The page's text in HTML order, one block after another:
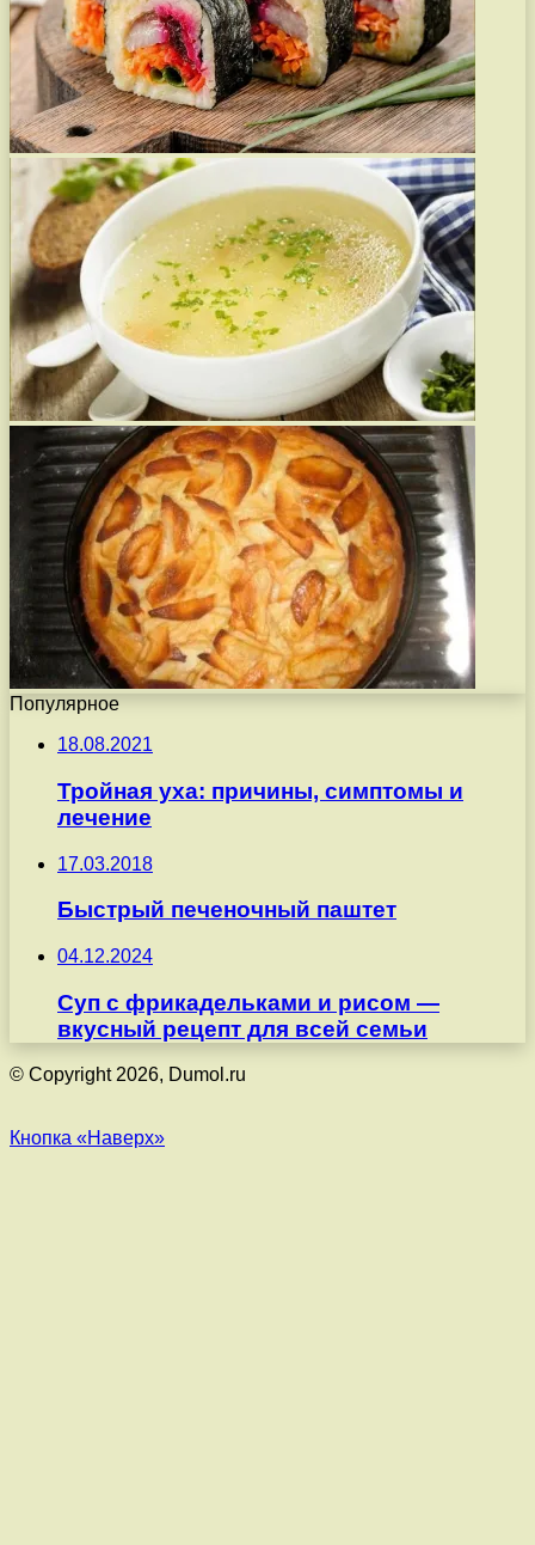
Популярное
18.08.2021
Тройная уха: причины, симптомы и
лечение
17.03.2018
Быстрый печеночный паштет
04.12.2024
Суп с фрикадельками и рисом —
вкусный рецепт для всей семьи
© Copyright 2026, Dumol.ru
Кнопка «Наверх»